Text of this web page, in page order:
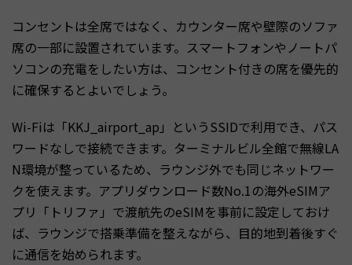
コンセントは全席ではなく、カウンター席や壁際のソファ
席の一部に設置されています。スマートフォンやノートパ
ソコンの充電をしたい方は、コンセント付きの席を優先的
に確保するとよいでしょう。
Wi-Fiは「KKJ_airport_ap」というSSIDで利用でき、パス
ワードなしで接続できます。ターミナルビル全館で無線LA
N環境が整っているため、ラウンジ外でも同じネットワー
クを使えます。アプリダウンロード数No.1の海外eSIMア
プリ「トリファ」で渡航先のeSIMを事前に設定しておけ
ば、ラウンジで搭乗準備を整えながら、目的地到着後すぐ
に通信を始められます。